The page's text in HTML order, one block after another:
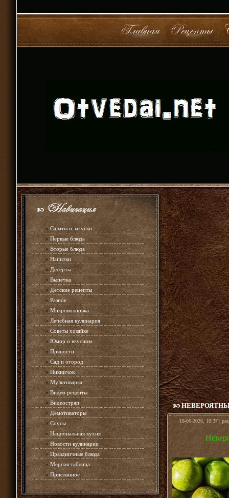
» Салаты и закуски
» Первые блюда
» Вторые блюда
» Напитки
»Десерты
» Выпечка
» Детские рецепты
» Разное
» Микроволновка
» Лечебная кулинария
» Советы хозяйке
» Юмор о вкусном
» Пряности
» Сад и огород
» Пикничок
» Мультиварка
» Видео рецепты
» Видеостряп
» Демотиваторы
» Соусы
» Национальная кухня
» Новости кулинарии
» Праздничные блюда
» Мерная таблица
» Присланное
18-06-2026, 10:37 |